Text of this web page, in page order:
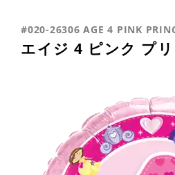
#020-26306 AGE 4 PINK
エイジ 4 ピンク プ